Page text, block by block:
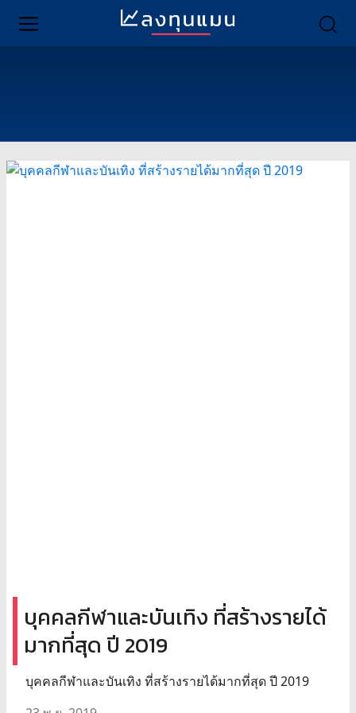
บุคคลกีฬาและบันเทิง ที่สร้างรายได้
มากที่สุด ปี 2019
บุคคลกีฬาและบันเทิง ที่สร้างรายได้มากที่สุด ปี 2019